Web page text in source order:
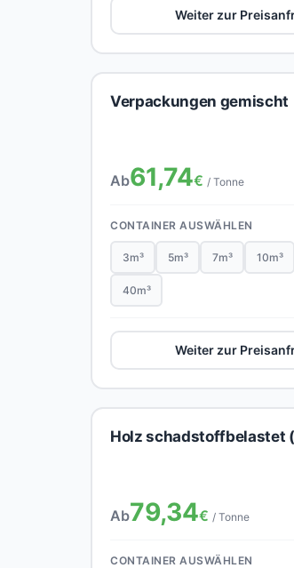
Weiter zur
Verpackungen gemischt
Ab61,74€ / Tonne
CONTAINER AUSWÄHLEN
3m³ 5m³ 7m³ 10m³
40m³
Weiter zur
Holz schadstoffbelastet
Ab79,34€ / Tonne
CONTAINER AUSWÄHLEN